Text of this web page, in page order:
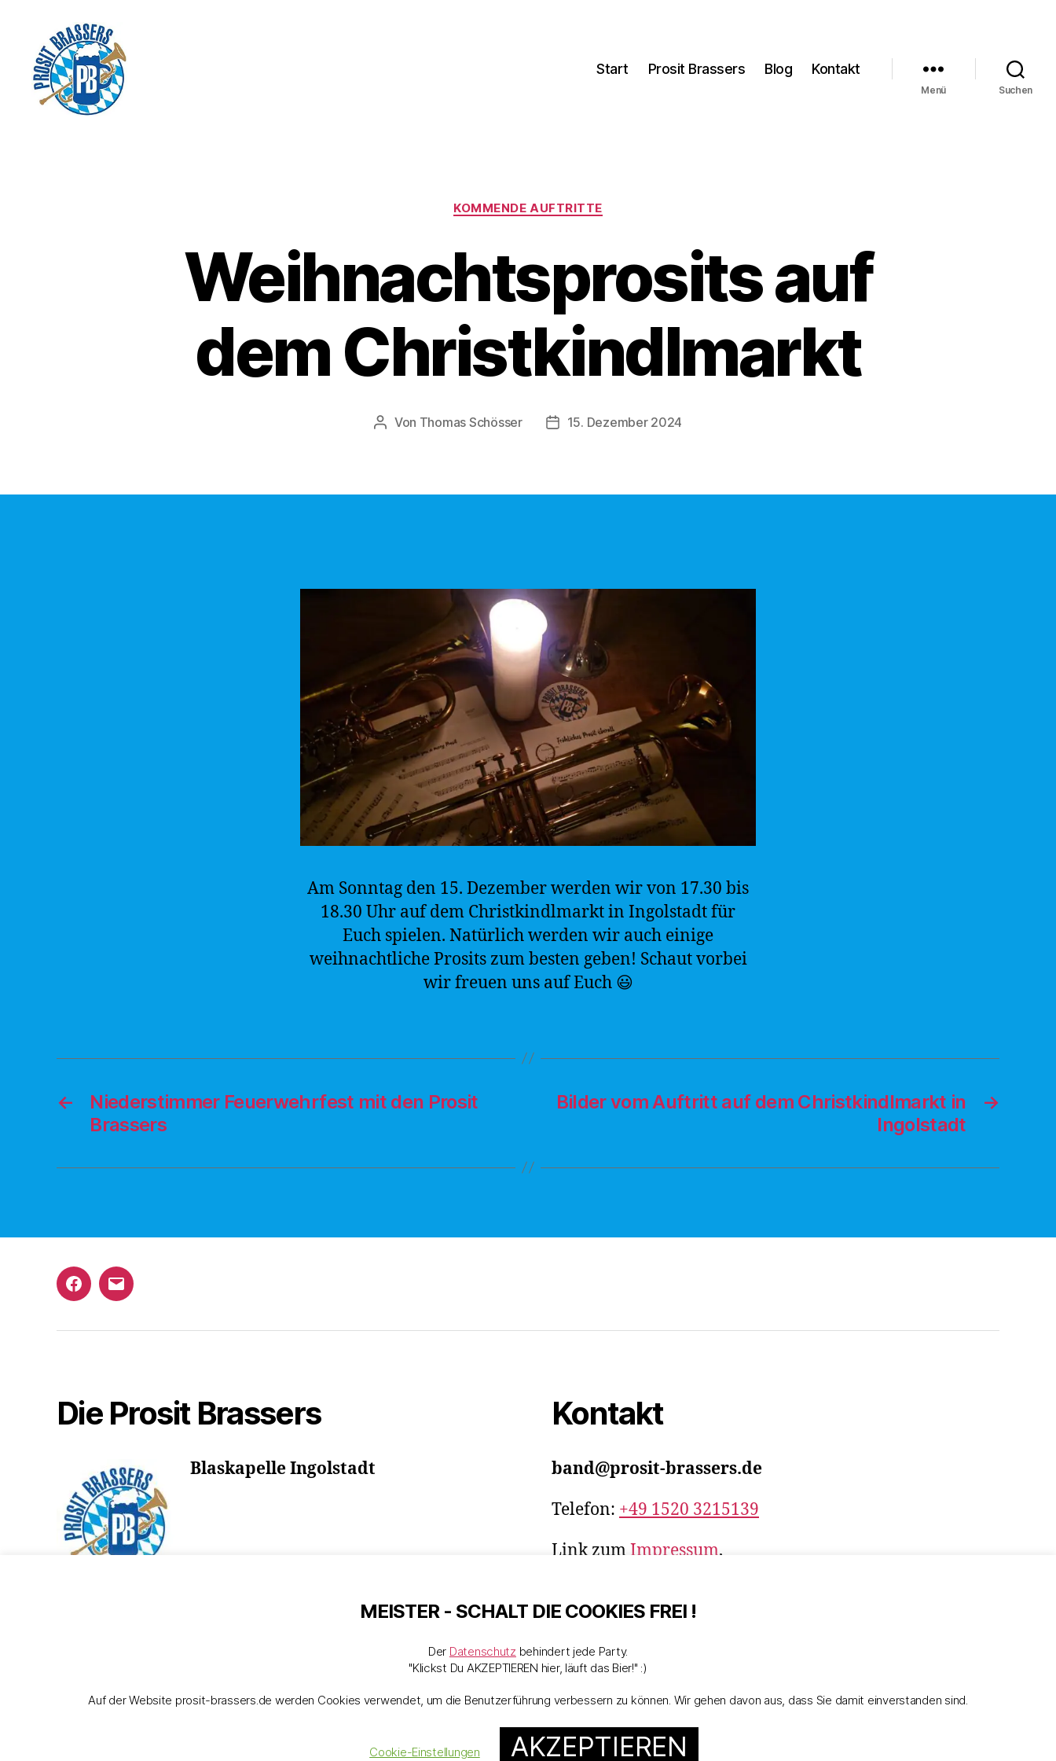
Start Prosit Brassers Blog Kontakt
Menü Suchen
Kategorien
KOMMENDE AUFTRITTE
Weihnachtsprosits auf
dem Christkindlmarkt
Beitragsautor
Von Thomas Schösser Veröffentlichungsdatum
15. Dezember 2024
Am Sonntag den 15. Dezember werden wir von 17.30 bis
18.30 Uhr auf dem Christkindlmarkt in Ingolstadt für
Euch spielen. Natürlich werden wir auch einige
weihnachtliche Prosits zum besten geben! Schaut vorbei
wir freuen uns auf Euch 😃
←
Niederstimmer Feuerwehrfest mit den Prosit
Brassers
→
Bilder vom Auftritt auf dem Christkindlmarkt in
Ingolstadt
Facebook
E-
Die Prosit Brassers
Blaskapelle Ingolstadt
Kontakt
band@prosit-brassers.de
Telefon: +49 1520 3215139
Link zum Impressum,
MEISTER - SCHALT DIE COOKIES FREI !
Der Datenschutzbehindert jede Party.
"Klickst Du AKZEPTIEREN hier, läuft das Bier!" :)
Auf der Website prosit-brassers.de werden Cookies verwendet, um die Benutzerführung verbessern zu können. Wir gehen davon aus, dass Sie damit einverstanden sind.
Cookie-Einstellungen AKZEPTIEREN